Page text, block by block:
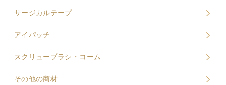
サージカルテープ
アイパッチ
スクリューブラシ・コーム
その他の商材